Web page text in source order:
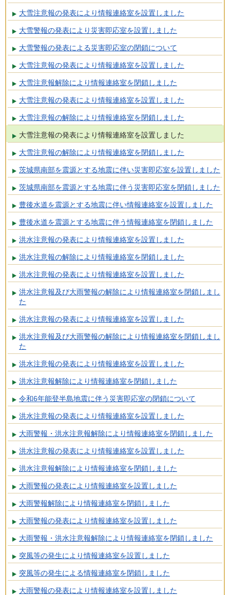
大雪注意報の発表により情報連絡室を設置しました
大雪警報の発表により災害即応室を設置しました
大雪警報の発表による災害即応室の閉鎖について
大雪注意報の発表により情報連絡室を設置しました
大雪注意報解除により情報連絡室を閉鎖しました
大雪注意報の発表により情報連絡室を設置しました
大雪注意報の解除により情報連絡室を閉鎖しました
大雪注意報の発表により情報連絡室を設置しました
大雪注意報の解除により情報連絡室を閉鎖しました
茨城県南部を震源とする地震に伴い災害即応室を設置しました
茨城県南部を震源とする地震に伴う災害即応室を閉鎖しました
豊後水道を震源とする地震に伴い情報連絡室を設置しました
豊後水道を震源とする地震に伴う情報連絡室を閉鎖しました
洪水注意報の発表により情報連絡室を設置しました
洪水注意報の解除により情報連絡室を閉鎖しました
洪水注意報の発表により情報連絡室を設置しました
洪水注意報及び大雨警報の解除により情報連絡室を閉鎖しまし
た
洪水注意報の発表により情報連絡室を設置しました
洪水注意報及び大雨警報の解除により情報連絡室を閉鎖しまし
た
洪水注意報の発表により情報連絡室を設置しました
洪水注意報解除により情報連絡室を閉鎖しました
令和6年能登半島地震に伴う災害即応室の閉鎖について
洪水注意報の発表により情報連絡室を設置しました
大雨警報・洪水注意報解除により情報連絡室を閉鎖しました
洪水注意報の発表により情報連絡室を設置しました
洪水注意報解除により情報連絡室を閉鎖しました
大雨警報の発表により情報連絡室を設置しました
大雨警報解除により情報連絡室を閉鎖しました
大雨警報の発表により情報連絡室を設置しました
大雨警報・洪水注意報解除により情報連絡室を閉鎖しました
突風等の発生により情報連絡室を設置しました
突風等の発生による情報連絡室を閉鎖しました
大雨警報の発表により情報連絡室を設置しました